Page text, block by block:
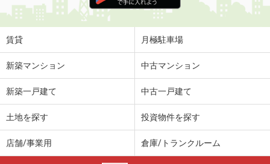
賃貸 月極駐車場
新築マンション 中古マンション
新築一戸建て 中古一戸建て
土地を探す 投資物件を探す
店舗/事業用 倉庫/トランクルーム